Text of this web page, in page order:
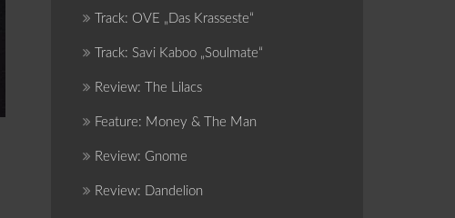
Track: OVE „Das Krasseste“
Track: Savi Kaboo „Soulmate“
Review: The Lilacs
Feature: Money & The Man
Review: Gnome
Review: Dandelion